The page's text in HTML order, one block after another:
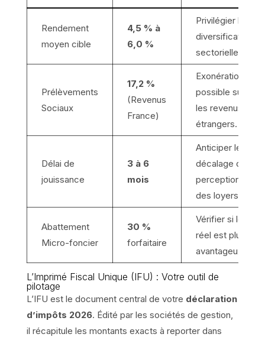
Rendement
moyen cible
4,5 % à
6,0 %
Privilégier la
diversification
sectorielle.
Prélèvements
Sociaux
17,2 %
(Revenus
France)
Exonération
possible sur
les revenus
étrangers.
Délai de
jouissance
3 à 6
mois
Anticiper le
décalage de
perception
des loyers.
Abattement
Micro-foncier
30 %
forfaitaire
Vérifier si le
réel est plus
avantageux.
L’Imprimé Fiscal Unique (IFU) : Votre outil de
pilotage
L’IFU est le document central de votre déclaration
d’impôts 2026. Édité par les sociétés de gestion,
il récapitule les montants exacts à reporter dans